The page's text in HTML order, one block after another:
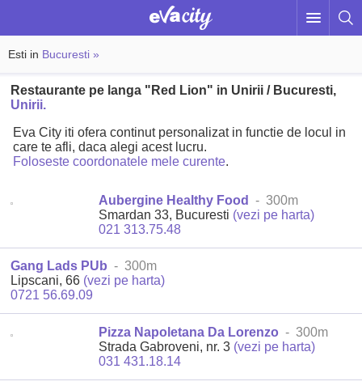
Esti in Bucuresti »
Restaurante pe langa "Red Lion" in Unirii / Bucuresti,
Unirii.
Eva City iti ofera continut personalizat in functie de locul in
care te afli, daca alegi acest lucru.
Foloseste coordonatele mele curente.
Aubergine Healthy Food
- 300m
Smardan 33, Bucuresti (vezi pe harta)
021 313.75.48
Gang Lads PUb - 300m
Lipscani, 66 (vezi pe harta)
0721 56.69.09
Pizza Napoletana Da Lorenzo - 300m
Strada Gabroveni, nr. 3 (vezi pe harta)
031 431.18.14